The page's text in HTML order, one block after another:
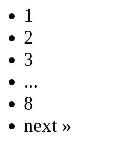
1
2
3
...
8
next »